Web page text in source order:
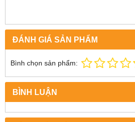
ĐÁNH GIÁ SẢN PHẨM
Bình chọn sản phẩm:
BÌNH LUẬN